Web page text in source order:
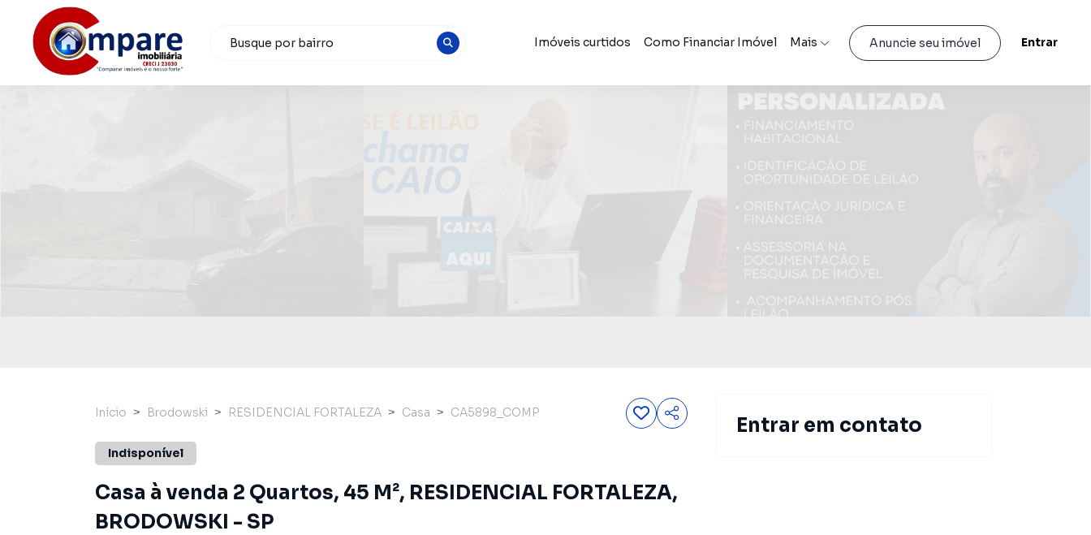
Imóveis curtidos Como Financiar Imóvel Mais Anuncie seu imóvel Entrar
Início Brodowski RESIDENCIAL FORTALEZA Casa CA5898_COMP
Indisponível
Casa à venda 2 Quartos, 45 M², RESIDENCIAL FORTALEZA,
BRODOWSKI - SP
Entrar em contato